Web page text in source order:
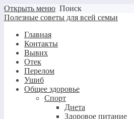
Открыть меню Поиск
Полезные советы для всей семьи
Главная
Контакты
Вывих
Отек
Перелом
Ушиб
Общее здоровье
Спорт
Диета
Здоровое питание